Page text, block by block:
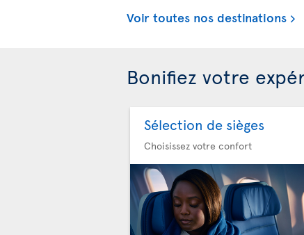
Voir toutes nos destinations
Bonifiez votre
Sélection de sièges
Choisissez votre confort